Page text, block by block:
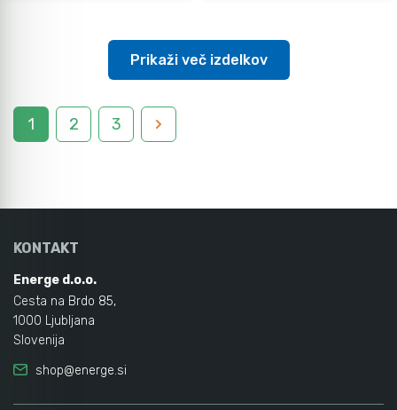
Prikaži več izdelkov
1 2 3
KONTAKT
Energe d.o.o.
Cesta na Brdo 85,
1000 Ljubljana
Slovenija
shop@energe.si